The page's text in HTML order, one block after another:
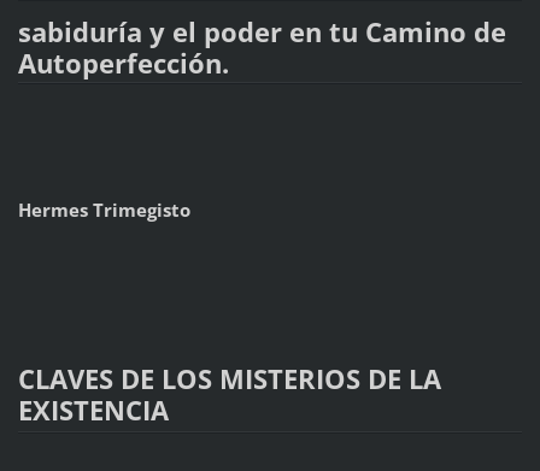
sabiduría y el poder en tu Camino de
Autoperfección.
Hermes Trimegisto
CLAVES DE LOS MISTERIOS DE LA
EXISTENCIA